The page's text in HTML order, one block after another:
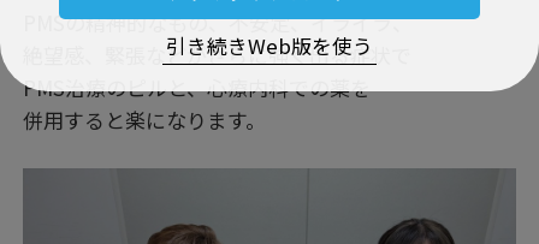
引き続きWeb版を使う
PMSの精神的なもの、不安定、イライラ、
絶望感、緊張などがさらに強く出る症状で
PMS治療のピルと、心療内科での薬を
併用すると楽になります。